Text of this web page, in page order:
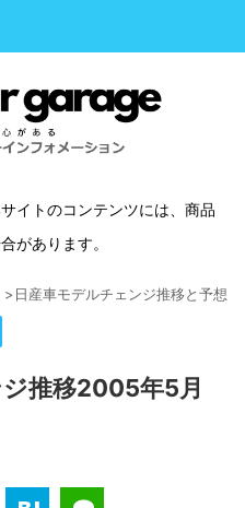
イトのコンテンツには、商品
があります。
>日産車モデルチェンジ推移と予想
推移2005年5月